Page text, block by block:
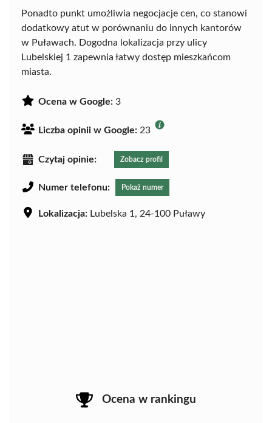
Ponadto punkt umożliwia negocjacje cen, co stanowi
dodatkowy atut w porównaniu do innych kantorów
w Puławach. Dogodna lokalizacja przy ulicy
Lubelskiej 1 zapewnia łatwy dostęp mieszkańcom
miasta.
Ocena w Google: 3
Liczba opinii w Google: 23
Czytaj opinie: Zobacz profil
Numer telefonu: Pokaż numer
Lokalizacja: Lubelska 1, 24-100 Puławy
Ocena w rankingu